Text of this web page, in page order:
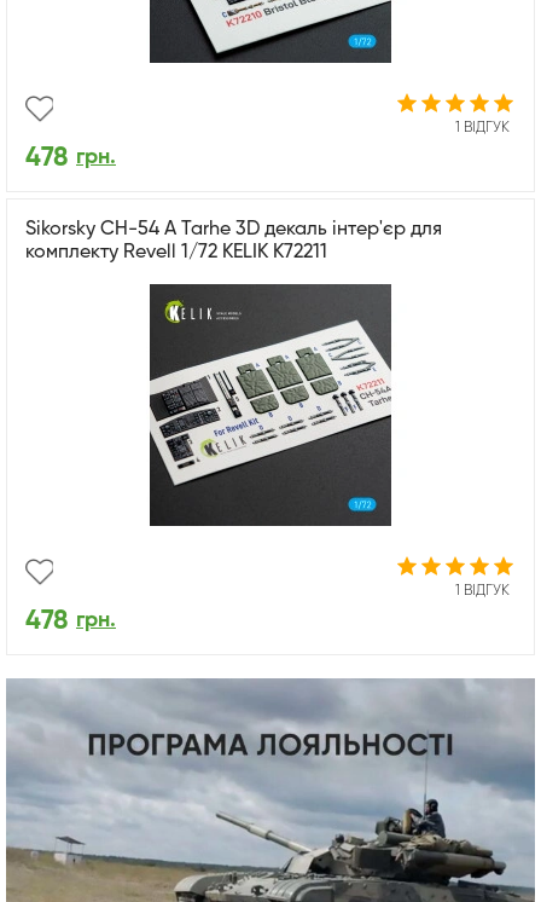
1 ВІДГУК
478 грн.
Sikorsky CH-54 A Tarhe 3D декаль інтер'єр для
комплекту Revell 1/72 KELIK K72211
1 ВІДГУК
478 грн.